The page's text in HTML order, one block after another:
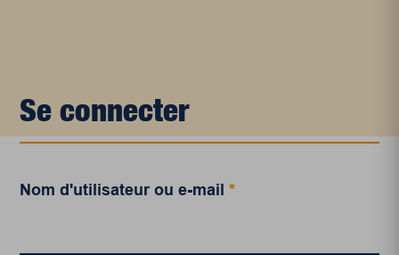
Se connecter
Nom d'utilisateur ou e-mail*